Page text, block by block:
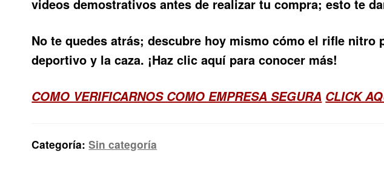
videos demostrativos antes de realizar tu compra; esto te
No te quedes atrás; descubre hoy mismo cómo el rifle
deportivo y la caza. ¡Haz clic aquí para conocer más!
COMO VERIFICARNOS COMO EMPRESA SEGURA CLICK
Categoría:Sin categoría